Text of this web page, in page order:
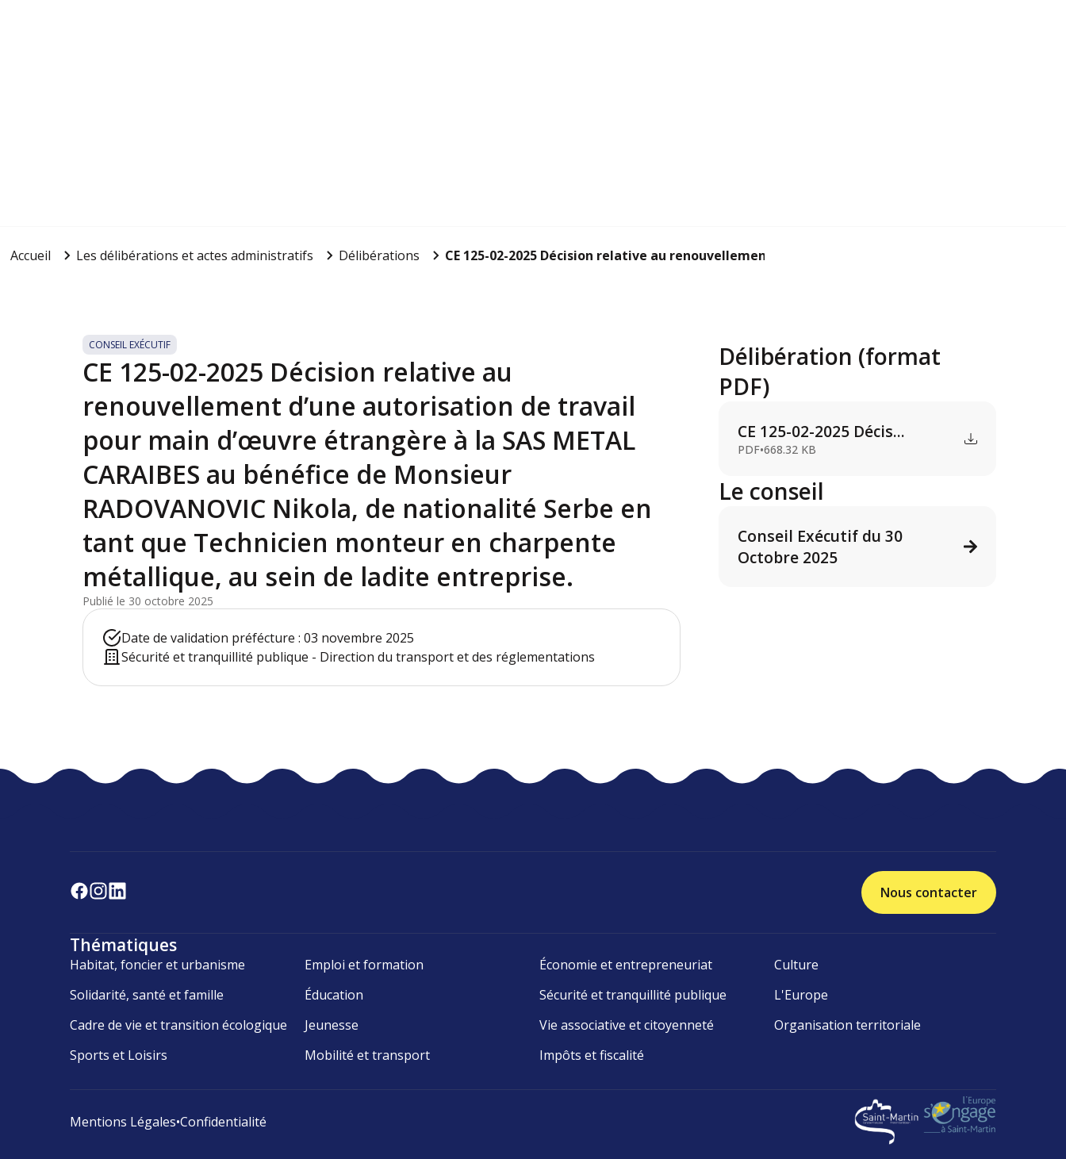
Accueil Les délibérations et actes administratifs Délibérations CE 125-02-2025 Décision relative au renouvellement d’une aut...
CONSEIL EXÉCUTIF
CE 125-02-2025 Décision relative au
renouvellement d’une autorisation de travail
pour main d’œuvre étrangère à la SAS METAL
CARAIBES au bénéfice de Monsieur
RADOVANOVIC Nikola, de nationalité Serbe en
tant que Technicien monteur en charpente
métallique, au sein de ladite entreprise.
Publié le 30 octobre 2025
Date de validation préfécture : 03 novembre 2025
Sécurité et tranquillité publique - Direction du transport et des réglementations
Délibération (format
PDF)
CE 125-02-2025 Décis...
PDF•668.32 KB
Le conseil
Conseil Exécutif du 30
Octobre 2025
Nous contacter
Thématiques
Habitat, foncier et urbanisme Emploi et formation Économie et entrepreneuriat
Culture
Solidarité, santé et famille
Éducation Sécurité et tranquillité publique
L'Europe
Cadre de vie et transition écologique
Jeunesse Vie associative et citoyenneté
Organisation territoriale
Sports et Loisirs
Mobilité et transport Impôts et fiscalité
Mentions Légales•Confidentialité